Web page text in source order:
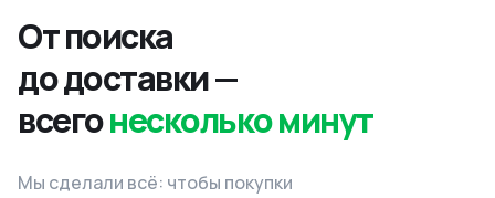
От поиска
до доставки —
всегонесколько минут
Мы сделали всё: чтобы покупки